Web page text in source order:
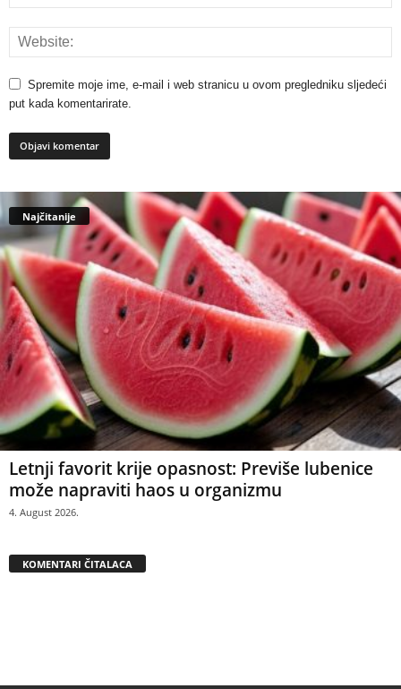
Spremite moje ime, e-mail i web stranicu u ovom pregledniku sljedeći
put kada komentarirate.
Najčitanije
Letnji favorit krije opasnost: Previše lubenice
može napraviti haos u organizmu
4. August 2026.
KOMENTARI ČITALACA